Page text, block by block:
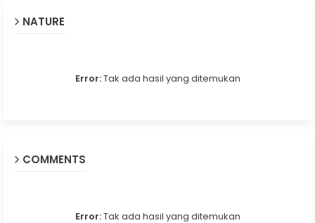
NATURE
Error:Tak ada hasil yang ditemukan
COMMENTS
Error:Tak ada hasil yang ditemukan